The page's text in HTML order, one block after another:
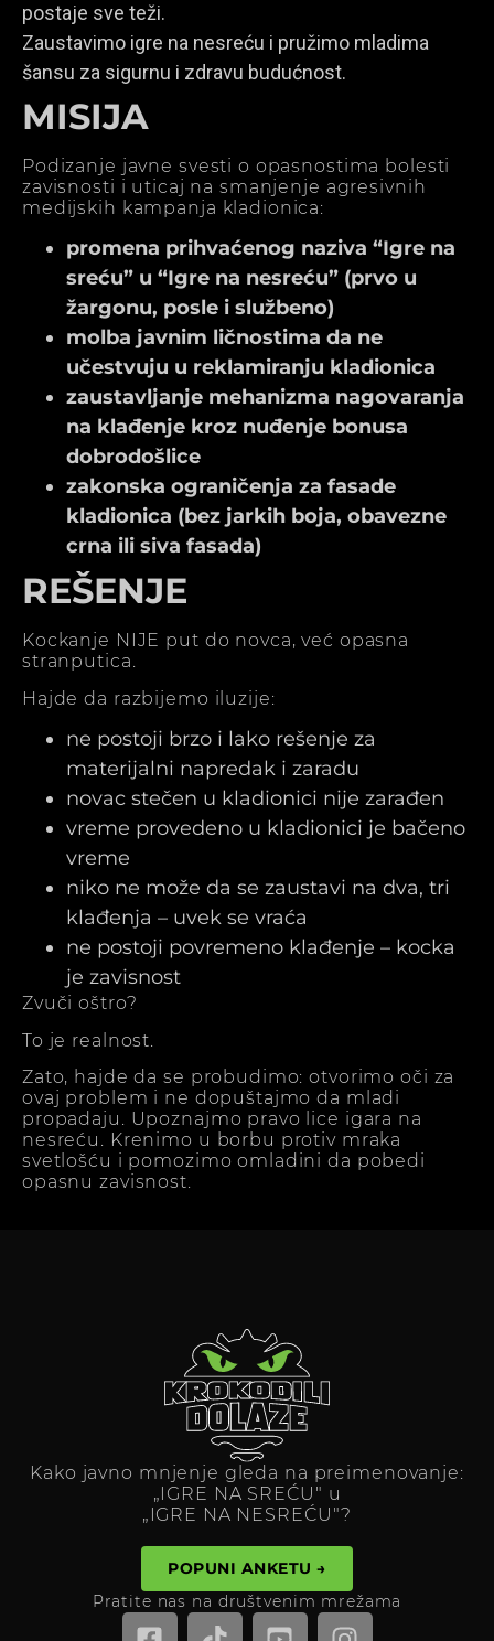
postaje sve teži.
Zaustavimo igre na nesreću i pružimo mladima
šansu za sigurnu i zdravu budućnost.
MISIJA
Podizanje javne svesti o opasnostima bolesti
zavisnosti i uticaj na smanjenje agresivnih
medijskih kampanja kladionica:
promena prihvaćenog naziva “Igre na
sreću” u “Igre na nesreću” (prvo u
žargonu, posle i službeno)
molba javnim ličnostima da ne
učestvuju u reklamiranju kladionica
zaustavljanje mehanizma nagovaranja
na klađenje kroz nuđenje bonusa
dobrodošlice
zakonska ograničenja za fasade
kladionica (bez jarkih boja, obavezne
crna ili siva fasada)
REŠENJE
Kockanje NIJE put do novca, već opasna
stranputica.
Hajde da razbijemo iluzije:
ne postoji brzo i lako rešenje za
materijalni napredak i zaradu
novac stečen u kladionici nije zarađen
vreme provedeno u kladionici je bačeno
vreme
niko ne može da se zaustavi na dva, tri
klađenja – uvek se vraća
ne postoji povremeno klađenje – kocka
je zavisnost
Zvuči oštro?
To je realnost.
Zato, hajde da se probudimo: otvorimo oči za
ovaj problem i ne dopuštajmo da mladi
propadaju. Upoznajmo pravo lice igara na
nesreću. Krenimo u borbu protiv mraka
svetlošću i pomozimo omladini da pobedi
opasnu zavisnost.
Kako javno mnjenje gleda na preimenovanje:
„IGRE NA SREĆU" u
„IGRE NA NESREĆU"?
POPUNI ANKETU →
Pratite nas na društvenim mrežama